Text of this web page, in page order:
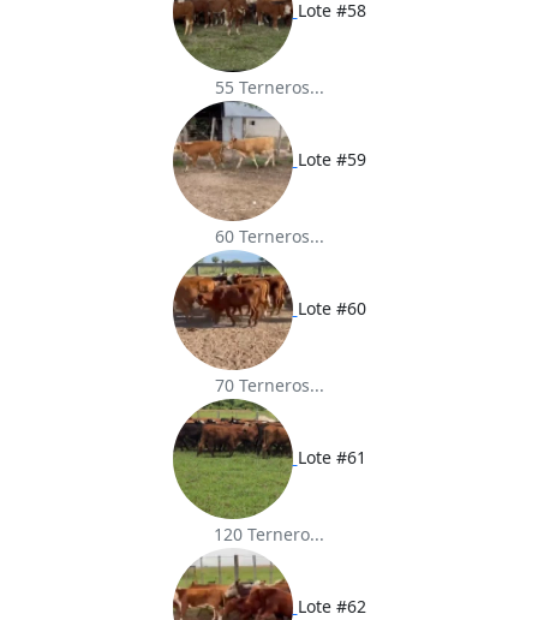
Lote #58
55 Terneros...
Lote #59
60 Terneros...
Lote #60
70 Terneros...
Lote #61
120 Ternero...
Lote #62